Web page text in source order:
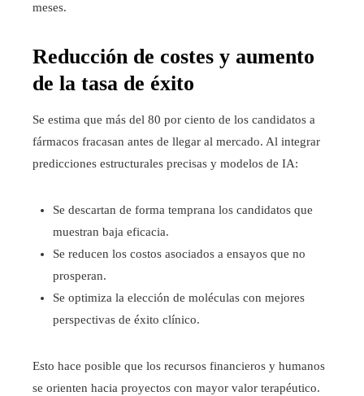
meses.
Reducción de costes y aumento
de la tasa de éxito
Se estima que más del 80 por ciento de los candidatos a
fármacos fracasan antes de llegar al mercado. Al integrar
predicciones estructurales precisas y modelos de IA:
Se descartan de forma temprana los candidatos que
muestran baja eficacia.
Se reducen los costos asociados a ensayos que no
prosperan.
Se optimiza la elección de moléculas con mejores
perspectivas de éxito clínico.
Esto hace posible que los recursos financieros y humanos
se orienten hacia proyectos con mayor valor terapéutico.